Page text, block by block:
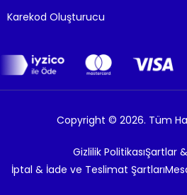
Karekod Oluşturucu
Copyright © 2026. Tüm
Gizlilik PolitikasıŞartlar
İptal & İade ve Teslimat Şartları